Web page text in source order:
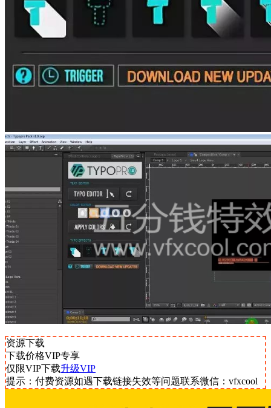
资源下载
下载价格VIP专享
仅限VIP下载升级VIP
提示：付费资源如遇下载链接失效等问题联系微信：vfxcool